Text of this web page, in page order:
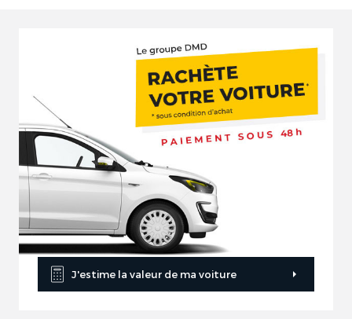
J'estime la valeur de ma voiture